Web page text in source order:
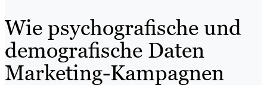
Wie psychografische und
demografische Daten
Marketing-Kampagnen